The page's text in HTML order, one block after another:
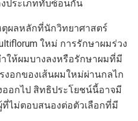
ประเภททับซ้อนกัน
ผลหลักที่นักวิทยาศาสตร์
ใหม่ การรักษาผมร่วง
ให้ผมบางลงหรือรักษาผมที่มี
อกของเส้นผมใหม่ผ่านกลไก
อกไป สิทธิประโยชน์นี้อาจมี
ไม่ตอบสนองต่อตัวเลือกที่มี